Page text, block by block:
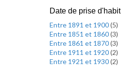
Date de prise d'habit
Entre 1891 et 1900(5)
Entre 1851 et 1860(3)
Entre 1861 et 1870(3)
Entre 1911 et 1920(2)
Entre 1921 et 1930(2)